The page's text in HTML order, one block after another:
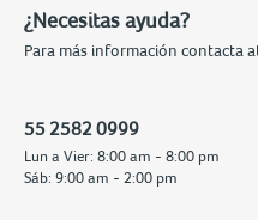
¿Necesitas ayuda?
Para más información contacta
55 2582 0999
Lun a Vier: 8:00 am - 8:00 pm
Sáb: 9:00 am - 2:00 pm